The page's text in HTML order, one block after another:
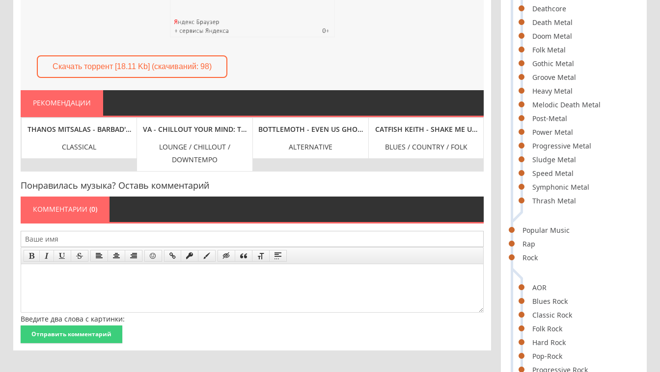
Deathcore
Death Metal
Doom Metal
Folk Metal
Gothic Metal
Groove Metal
Heavy Metal
Melodic Death Metal
Post-Metal
Power Metal
Progressive Metal
Sludge Metal
Speed Metal
Symphonic Metal
Thrash Metal
Popular Music
Rap
Rock
AOR
Blues Rock
Classic Rock
Folk Rock
Hard Rock
Pop-Rock
Progressive Rock
Скачать торрент [18.11 Kb] (cкачиваний: 98)
РЕКОМЕНДАЦИИ
THE SOUL 2 [24-BIT HI-RES] (2024) FLAC
THANOS MITSALAS - BARBAD'S FABLES: WORKS FOR SOLO GUITAR BY LATIN AMERICAN COMPOSERS [24-BIT HI-RES] (2024) FLAC
CLASSICAL
VA - CHILLOUT YOUR MIND: THE ULTIMATE CHILLOUT COLLECTION [VOL. 10] (2024) FLAC
LOUNGE / CHILLOUT /
DOWNTEMPO
BOTTLEMOTH - EVEN US GHOSTS (2024) FLAC
ALTERNATIVE
CATFISH KEITH - SHAKE ME UP (2024) FLAC
BLUES / COUNTRY / FOLK
MIN-JUNG KYM - SOUNDS FOR THE SOUL 2 [24-
CLASSICAL
Понравилась музыка? Оставь комментарий
КОММЕНТАРИИ (0)
Введите два слова с картинки:
Отправить комментарий